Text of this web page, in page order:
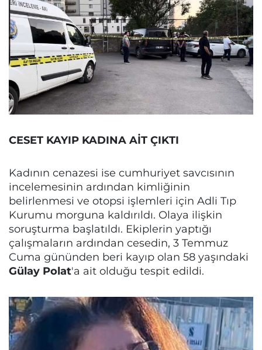
CESET KAYIP KADINA AİT ÇIKTI
Kadının cenazesi ise cumhuriyet savcısının
incelemesinin ardından kimliğinin
belirlenmesi ve otopsi işlemleri için Adli Tıp
Kurumu morguna kaldırıldı. Olaya ilişkin
soruşturma başlatıldı. Ekiplerin yaptığı
çalışmaların ardından cesedin, 3 Temmuz
Cuma gününden beri kayıp olan 58 yaşındaki
Gülay Polat'a ait olduğu tespit edildi.